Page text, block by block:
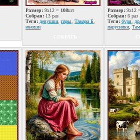
Размер: 9x12 = 108шт
Собран: 13 раз
Теги: девушки пары Тамара Б
юноши
Размер: 9x12
Собран: 6 раз
Теги: буря
парусники